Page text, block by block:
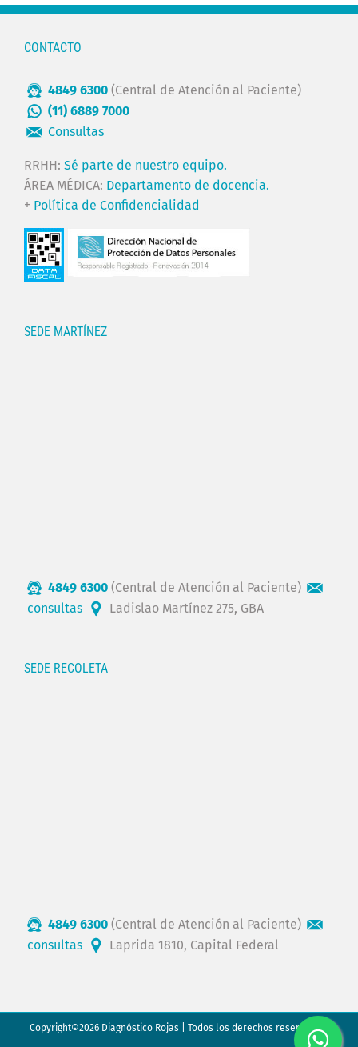
CONTACTO
4849 6300 (Central de Atención al Paciente)
(11) 6889 7000
Consultas
RRHH: Sé parte de nuestro equipo.
ÁREA MÉDICA: Departamento de docencia.
+ Política de Confidencialidad
SEDE MARTÍNEZ
4849 6300 (Central de Atención al Paciente)
consultas
Ladislao Martínez 275, GBA
SEDE RECOLETA
4849 6300 (Central de Atención al Paciente)
consultas
Laprida 1810, Capital Federal
Copyright©2026 Diagnóstico Rojas | Todos los derechos reservados.